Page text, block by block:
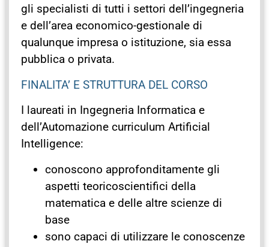
gli specialisti di tutti i settori dell’ingegneria
e dell’area economico-gestionale di
qualunque impresa o istituzione, sia essa
pubblica o privata.
FINALITA’ E STRUTTURA DEL CORSO
I laureati in Ingegneria Informatica e
dell’Automazione curriculum Artificial
Intelligence:
conoscono approfonditamente gli
aspetti teoricoscientifici della
matematica e delle altre scienze di
base
sono capaci di utilizzare le conoscenze